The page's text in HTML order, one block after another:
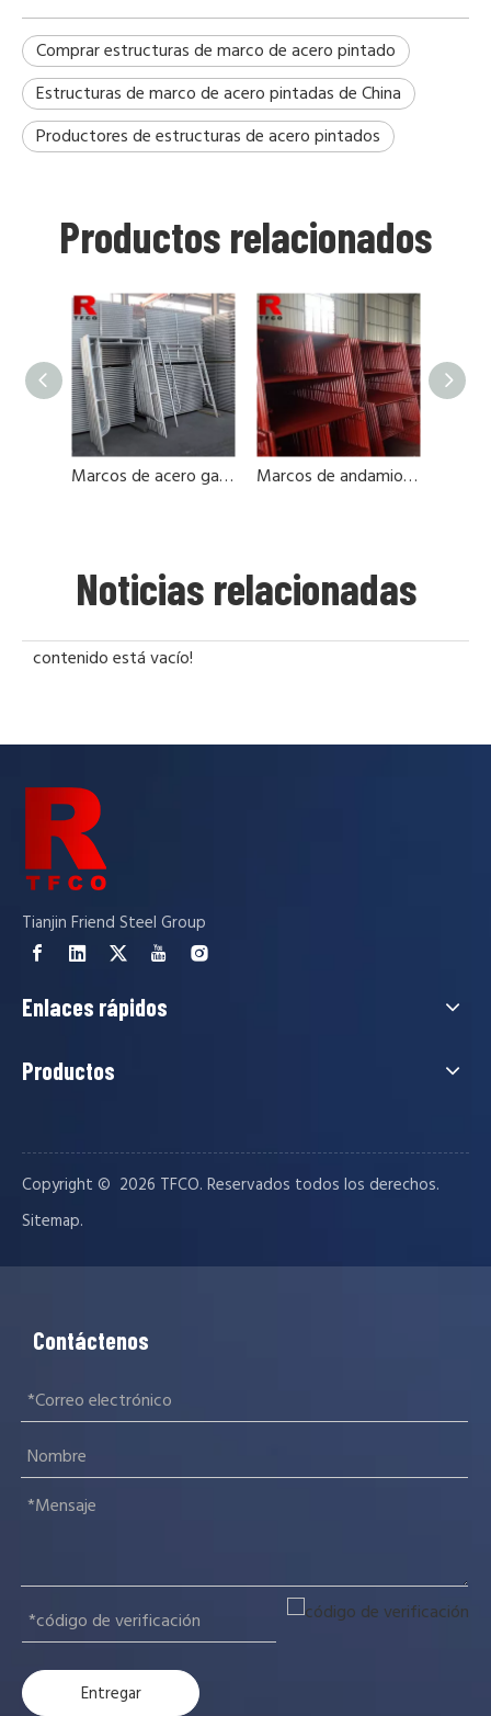
Comprar estructuras de marco de acero pintado
Estructuras de marco de acero pintadas de China
Productores de estructuras de acero pintados
Productos relacionados
Marcos de acero galvanizado y abrazadera cruzada Marcos de andamio pintados y galvanizados
Noticias relacionadas
contenido está vacío!
Tianjin Friend Steel Group
Enlaces rápidos
Productos
Copyright © ️ 2026 TFCO. Reservados todos los derechos.
Sitemap.
Contáctenos
Entregar